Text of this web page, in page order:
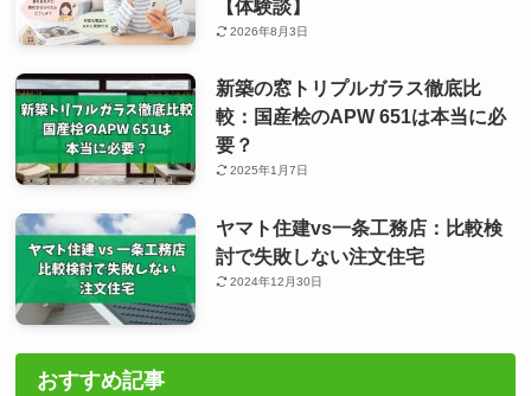
【体験談】
2026年8月3日
新築の窓トリプルガラス徹底比
較：国産桧のAPW 651は本当に必
要？
2025年1月7日
ヤマト住建vs一条工務店：比較検
討で失敗しない注文住宅
2024年12月30日
おすすめ記事